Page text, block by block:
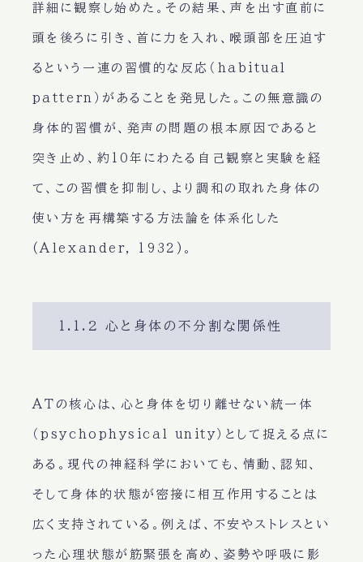
詳細に観察し始めた。その結果、声を出す直前に
頭を後ろに引き、首に力を入れ、喉頭部を圧迫す
るという一連の習慣的な反応（habitual
pattern）があることを発見した。この無意識の
身体的習慣が、発声の問題の根本原因であると
突き止め、約10年にわたる自己観察と実験を経
て、この習慣を抑制し、より調和の取れた身体の
使い方を再構築する方法論を体系化した
(Alexander, 1932)。
1.1.2 心と身体の不分割な関係性
ATの核心は、心と身体を切り離せない統一体
（psychophysical unity）として捉える点に
ある。現代の神経科学においても、情動、認知、
そして身体的状態が密接に相互作用することは
広く支持されている。例えば、不安やストレスとい
った心理状態が筋緊張を高め、姿勢や呼吸に影